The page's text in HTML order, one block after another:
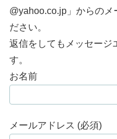
@yahoo.co.jp」からのメ
ださい。
返信をしてもメッセージ
す。
お名前
メールアドレス (必須)